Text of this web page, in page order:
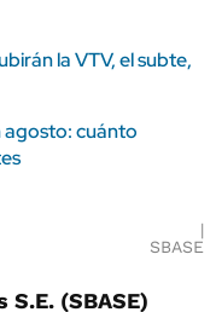
la VTV, el subte,
cuánto
SBASE
(SBASE)